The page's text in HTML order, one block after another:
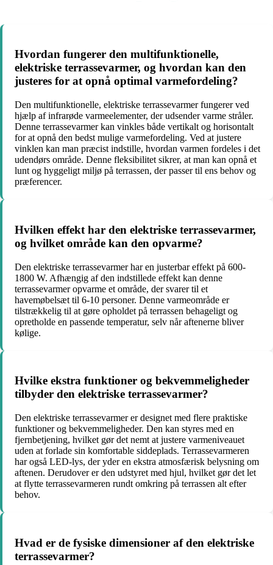
Hvordan fungerer den multifunktionelle,
elektriske terrassevarmer, og hvordan kan den
justeres for at opnå optimal varmefordeling?
Den multifunktionelle, elektriske terrassevarmer fungerer ved
hjælp af infrarøde varmeelementer, der udsender varme stråler.
Denne terrassevarmer kan vinkles både vertikalt og horisontalt
for at opnå den bedst mulige varmefordeling. Ved at justere
vinklen kan man præcist indstille, hvordan varmen fordeles i det
udendørs område. Denne fleksibilitet sikrer, at man kan opnå et
lunt og hyggeligt miljø på terrassen, der passer til ens behov og
præferencer.
Hvilken effekt har den elektriske terrassevarmer,
og hvilket område kan den opvarme?
Den elektriske terrassevarmer har en justerbar effekt på 600-
1800 W. Afhængig af den indstillede effekt kan denne
terrassevarmer opvarme et område, der svarer til et
havemøbelsæt til 6-10 personer. Denne varmeområde er
tilstrækkelig til at gøre opholdet på terrassen behageligt og
opretholde en passende temperatur, selv når aftenerne bliver
kølige.
Hvilke ekstra funktioner og bekvemmeligheder
tilbyder den elektriske terrassevarmer?
Den elektriske terrassevarmer er designet med flere praktiske
funktioner og bekvemmeligheder. Den kan styres med en
fjernbetjening, hvilket gør det nemt at justere varmeniveauet
uden at forlade sin komfortable siddeplads. Terrassevarmeren
har også LED-lys, der yder en ekstra atmosfærisk belysning om
aftenen. Derudover er den udstyret med hjul, hvilket gør det let
at flytte terrassevarmeren rundt omkring på terrassen alt efter
behov.
Hvad er de fysiske dimensioner af den elektriske
terrassevarmer?